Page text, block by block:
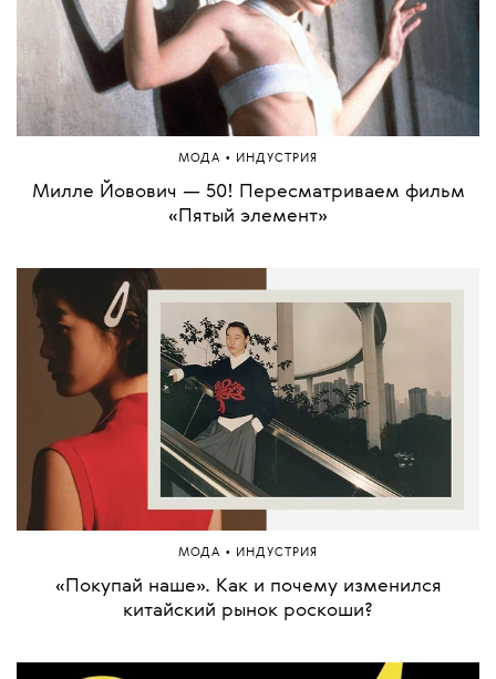
МОДА • ИНДУСТРИЯ
Милле Йовович — 50! Пересматриваем фильм
«Пятый элемент»
МОДА • ИНДУСТРИЯ
«Покупай наше». Как и почему изменился
китайский рынок роскоши?